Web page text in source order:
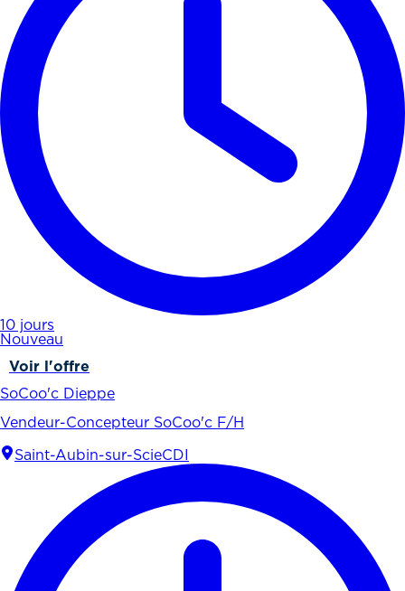
10 jours
Nouveau
Voir l'offre
SoCoo'c Dieppe
Vendeur-Concepteur SoCoo'c F/H
Saint-Aubin-sur-ScieCDI